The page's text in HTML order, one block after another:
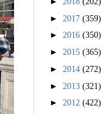
► 2017 (359)
► 2016 (350)
► 2015 (365)
► 2014 (272)
► 2013 (321)
► 2012 (422)